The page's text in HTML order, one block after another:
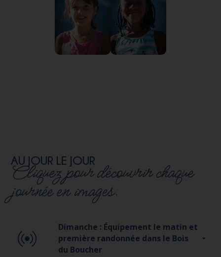
AU JOUR LE JOUR
Cliquez pour découvrir chaque
journée en images.
Dimanche : Équipement le matin et
première randonnée dans le Bois
du Boucher